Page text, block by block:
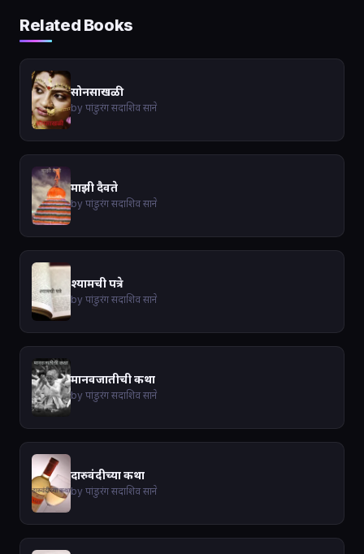
Related Books
सोनसाखळी
by पांडुरंग सदाशिव साने
माझी दैवते
by पांडुरंग सदाशिव साने
श्यामची पत्रे
by पांडुरंग सदाशिव साने
मानवजातीची कथा
by पांडुरंग सदाशिव साने
दारुवंदीच्या कथा
by पांडुरंग सदाशिव साने